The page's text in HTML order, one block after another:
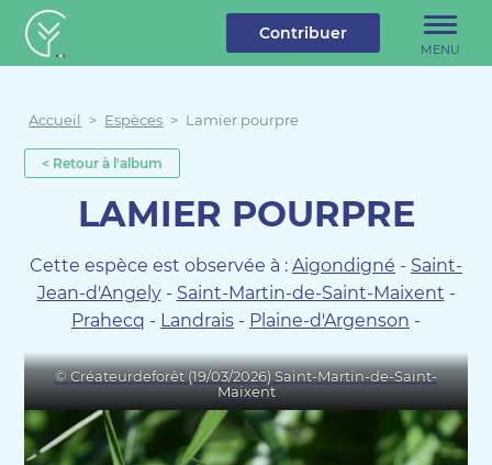
Créateur de forêt
MENU
Contribuer
Accueil > Espèces > Lamier pourpre
< Retour à l'album
LAMIER POURPRE
Cette espèce est observée à : Aigondigné - Saint-
Jean-d'Angely- Saint-Martin-de-Saint-Maixent -
Prahecq - Landrais - Plaine-d'Argenson -
© Créateurdeforêt (19/03/2026) Saint-Martin-de-Saint-
Maixent